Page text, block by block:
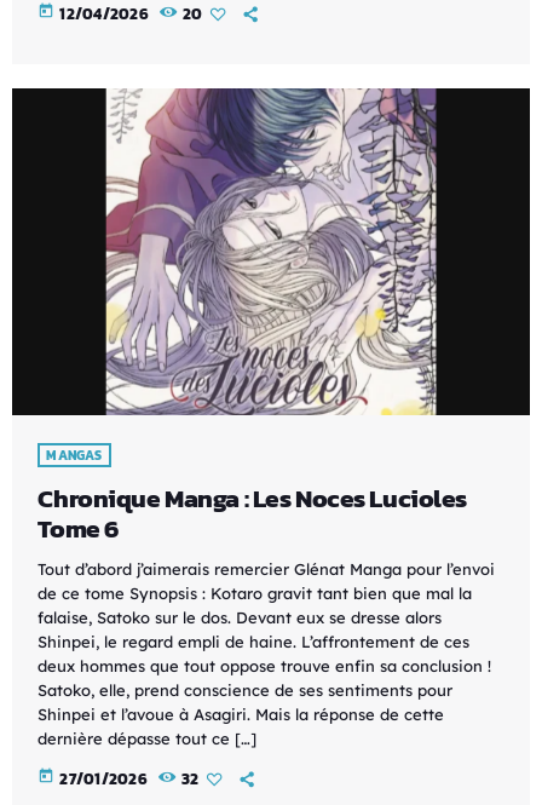
today 12/04/2026 20
MANGAS
Chronique Manga : Les Noces Lucioles
Tome 6
Tout d’abord j’aimerais remercier Glénat Manga pour l’envoi
de ce tome Synopsis : Kotaro gravit tant bien que mal la
falaise, Satoko sur le dos. Devant eux se dresse alors
Shinpei, le regard empli de haine. L’affrontement de ces
deux hommes que tout oppose trouve enfin sa conclusion !
Satoko, elle, prend conscience de ses sentiments pour
Shinpei et l’avoue à Asagiri. Mais la réponse de cette
dernière dépasse tout ce […]
today 27/01/2026 32